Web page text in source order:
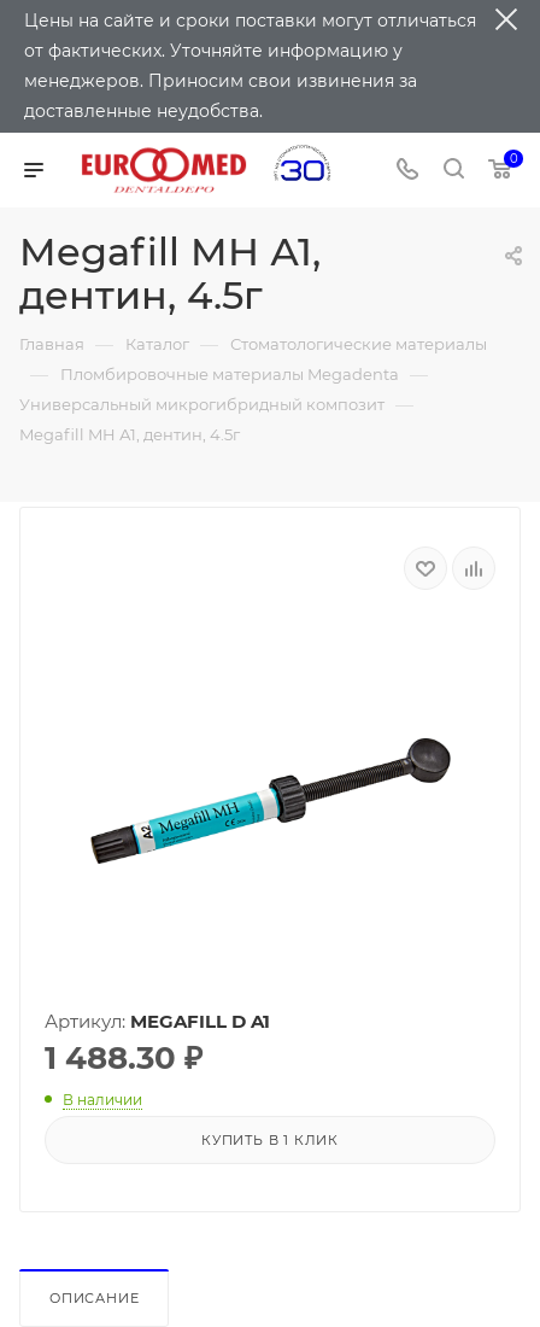
Цены на сайте и сроки поставки могут отличаться
от фактических. Уточняйте информацию у
менеджеров. Приносим свои извинения за
доставленные неудобства.
0
Megafill MH А1,
дентин, 4.5г
Главная — Каталог — Стоматологические материалы
— Пломбировочные материалы Megadenta —
Универсальный микрогибридный композит —
Megafill MH А1, дентин, 4.5г
Артикул: MEGAFILL D A1
1 488.30 ₽
В наличии
КУПИТЬ В 1 КЛИК
ОПИСАНИЕ